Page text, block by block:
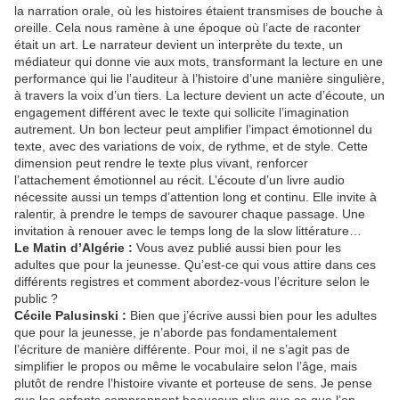
la narration orale, où les histoires étaient transmises de bouche à
oreille. Cela nous ramène à une époque où l’acte de raconter
était un art. Le narrateur devient un interprète du texte, un
médiateur qui donne vie aux mots, transformant la lecture en une
performance qui lie l’auditeur à l’histoire d’une manière singulière,
à travers la voix d’un tiers. La lecture devient un acte d’écoute, un
engagement différent avec le texte qui sollicite l’imagination
autrement. Un bon lecteur peut amplifier l’impact émotionnel du
texte, avec des variations de voix, de rythme, et de style. Cette
dimension peut rendre le texte plus vivant, renforcer
l’attachement émotionnel au récit. L’écoute d’un livre audio
nécessite aussi un temps d’attention long et continu. Elle invite à
ralentir, à prendre le temps de savourer chaque passage. Une
invitation à renouer avec le temps long de la slow littérature…
Le Matin d’Algérie : Vous avez publié aussi bien pour les
adultes que pour la jeunesse. Qu’est-ce qui vous attire dans ces
différents registres et comment abordez-vous l’écriture selon le
public ?
Cécile Palusinski : Bien que j’écrive aussi bien pour les adultes
que pour la jeunesse, je n’aborde pas fondamentalement
l’écriture de manière différente. Pour moi, il ne s’agit pas de
simplifier le propos ou même le vocabulaire selon l’âge, mais
plutôt de rendre l’histoire vivante et porteuse de sens. Je pense